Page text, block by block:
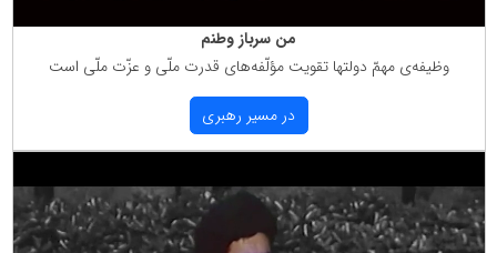
من سرباز وطنم
وظیفه‌ی مهمّ دولتها تقویت مؤلّفه‌های قدرت ملّی و عزّت ملّی است
در مسیر رهبری